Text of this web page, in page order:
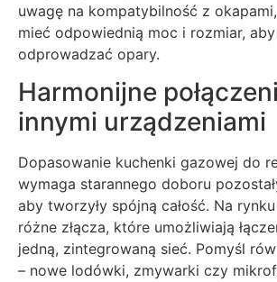
uwagę na kompatybilność z
mieć odpowiednią moc i rozmiar,
odprowadzać opary.
Harmonijne
innymi urządzeniami
Dopasowanie kuchenki gazowej do
wymaga starannego doboru
aby tworzyły spójną całość. Na
różne złącza, które umożliwiają
jedną, zintegrowaną sieć. Pomyśl
– nowe lodówki, zmywarki czy